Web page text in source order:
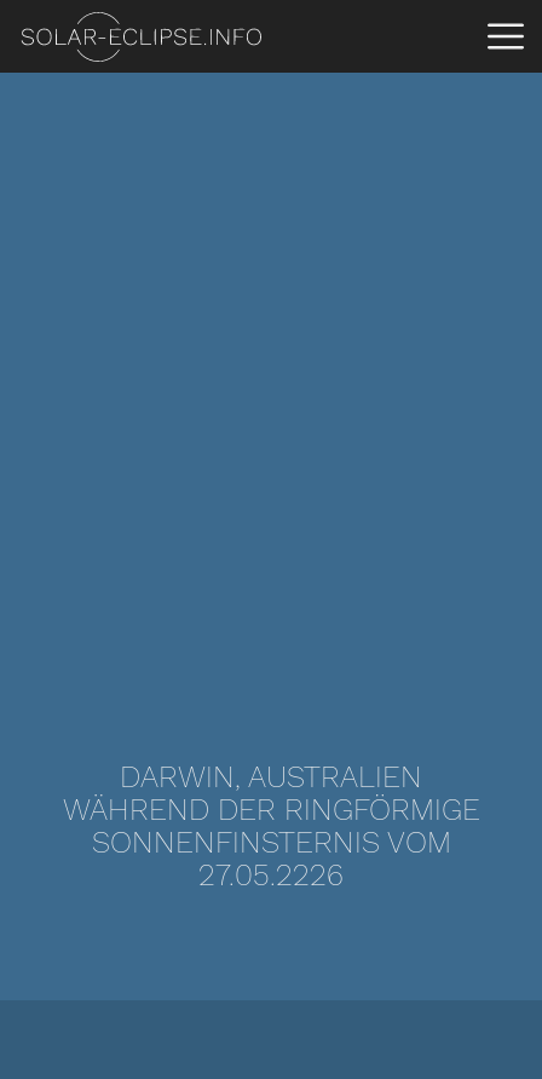
DARWIN, AUSTRALIEN
WÄHREND DER RINGFÖRMIGE
SONNENFINSTERNIS VOM
27.05.2226